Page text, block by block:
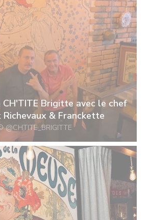
Brigitte avec le chef
Richevaux & Franckette
@CHTITE_BRIGITTE